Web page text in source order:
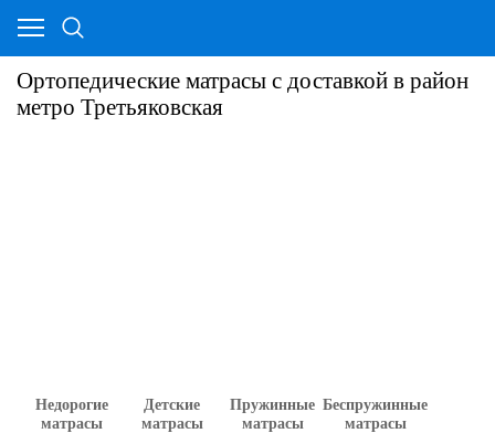
Ортопедические матрасы с доставкой в район
метро Третьяковская
Недорогие
матрасы
Детские
матрасы
Пружинные
матрасы
Беспружинные
матрасы